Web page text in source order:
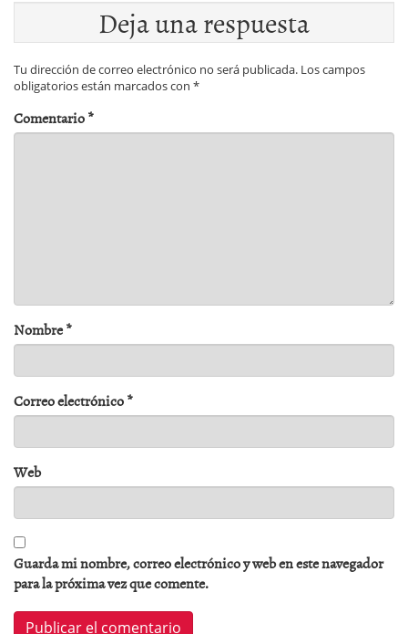
Deja una respuesta
Tu dirección de correo electrónico no será publicada. Los campos
obligatorios están marcados con *
Comentario*
Nombre*
Correo electrónico*
Web
Guarda mi nombre, correo electrónico y web en este navegador
para la próxima vez que comente.